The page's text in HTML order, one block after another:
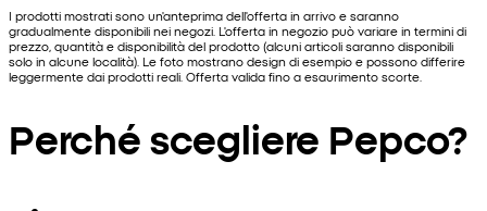
I prodotti mostrati sono un'anteprima dell'offerta in arrivo e saranno
gradualmente disponibili nei negozi. L'offerta in negozio può variare in termini di
prezzo, quantità e disponibilità del prodotto (alcuni articoli saranno disponibili
solo in alcune località). Le foto mostrano design di esempio e possono differire
leggermente dai prodotti reali. Offerta valida fino a esaurimento scorte.
Perché scegliere Pepco?